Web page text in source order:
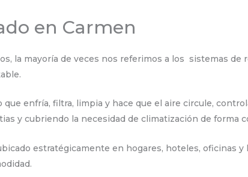
en Carmen
la mayoría de veces nos referimos a los sistemas
enfría, filtra, limpia y hace que el aire circule,
y cubriendo la necesidad de climatización de forma
estratégicamente en hogares, hoteles, oficinas y